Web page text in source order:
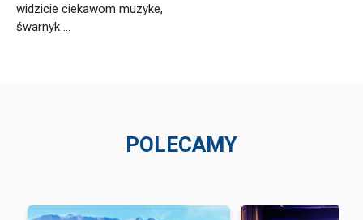
widzicie ciekawom muzyke,
śwarnyk ...
POLECAMY